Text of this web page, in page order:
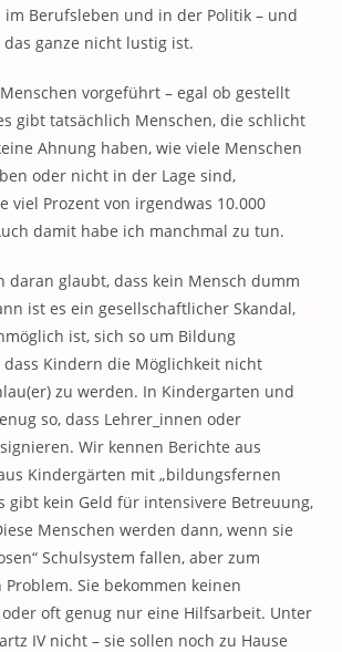
Berufsleben und in der Politik – und
ganze nicht lustig ist.
vorgeführt – egal ob gestellt
gibt tatsächlich Menschen, die schlicht
Ahnung haben, wie viele Menschen
oder nicht in der Lage sind,
viel Prozent von irgendwas 10.000
damit habe ich manchmal zu tun.
daran glaubt, dass kein Mensch dumm
ist es ein gesellschaftlicher Skandal,
ist, sich so um Bildung
Kindern die Möglichkeit nicht
zu werden. In Kindergarten und
so, dass Lehrer_innen oder
Wir kennen Berichte aus
Kindergärten mit „bildungsfernen
gibt kein Geld für intensivere Betreuung,
Menschen werden dann, wenn sie
Schulsystem fallen, aber zum
Sie bekommen keinen
oft genug nur eine Hilfsarbeit. Unter
IV nicht – sie sollen noch zu Hause